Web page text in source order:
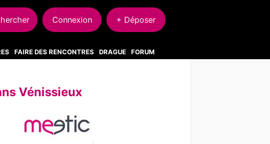
Connexion + Déposer
FAIRE DES RENCONTRES DRAGUE FORUM
Vénissieux